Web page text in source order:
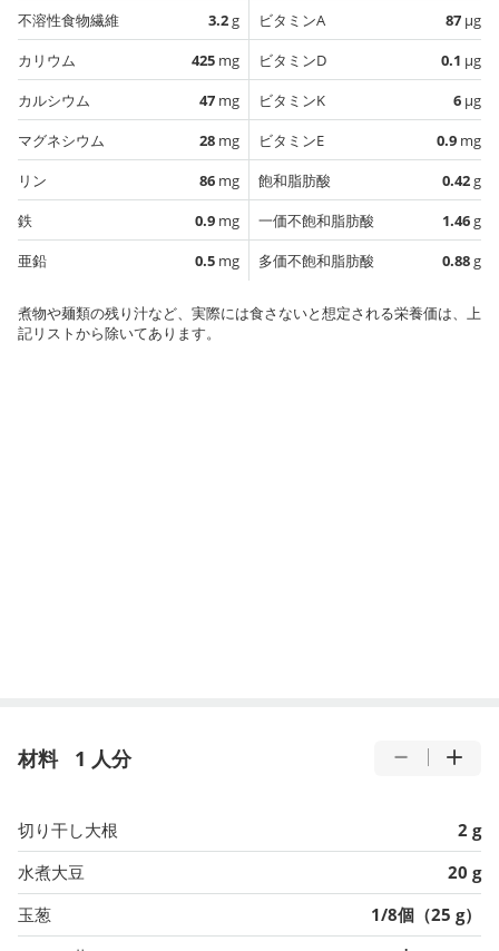
不溶性食物繊維
3.2g
カリウム
425 mg
カルシウム
47 mg
マグネシウム
28 mg
リン
86 mg
鉄
0.9 mg
亜鉛
0.5 mg
ビタミンA
87 µg
ビタミンD
0.1 µg
ビタミンK
6 µg
ビタミンE
0.9 mg
飽和脂肪酸
0.42g
一価不飽和脂肪酸
1.46g
多価不飽和脂肪酸
0.88g
煮物や麺類の残り汁など、実際には食さないと想定される栄養価は、上
記リストから除いてあります。
材料 1 人分
切り干し大根
2 g
水煮大豆
20 g
玉葱
1/8個（25 g）